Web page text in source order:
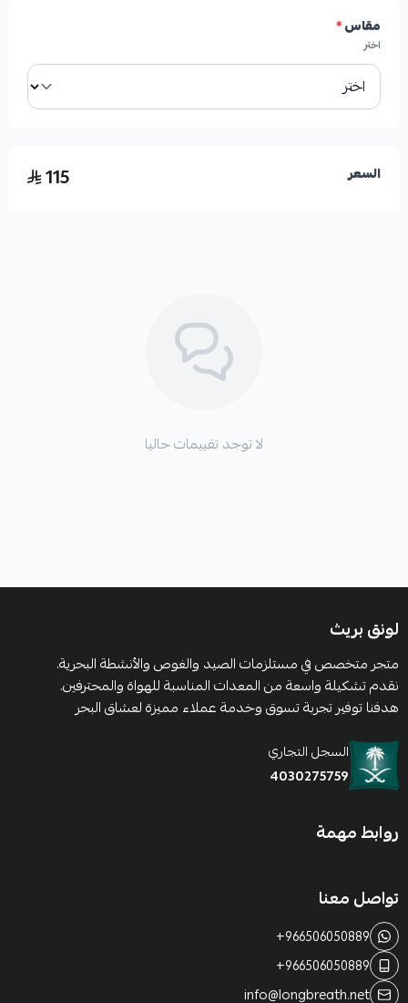
مقاس*
اختر
السعر 115
لا توجد تقييمات حاليا
لونق بريث
متجر متخصص في مستلزمات الصيد والغوص والأنشطة البحرية.
نقدم تشكيلة واسعة من المعدات المناسبة للهواة والمحترفين.
هدفنا توفير تجربة تسوق وخدمة عملاء مميزة لعشاق البحر
السجل التجاري
4030275759
روابط مهمة
تواصل معنا
+966506050889
+966506050889
info@longbreath.net